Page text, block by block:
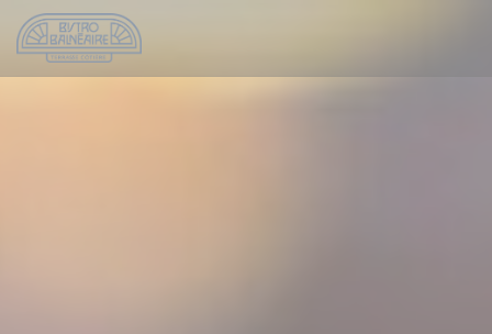
Πίνακας διαχείρισης "Μπισκότων" (Cookies)